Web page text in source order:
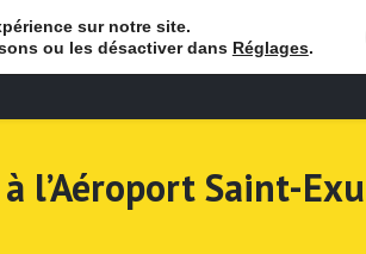
l’Aéroport Saint-
sur notre site.
ou les désactiver dans Réglages.